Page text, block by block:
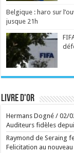
Manèges féeriques au
La série d'animation
campée, tourne
matous virils, grivois et
délirant ...
de grands artistes venus
La collection de l'Art
ses 50 ans. L'occasion
inspirante fondation Jan
Belgique : haro sur
jusque 21h
Livre d'or
Hermans Dogné /02/
Auditeurs fidèles
Raymond de Seraing
Felicitation au